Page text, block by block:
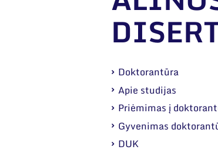
Doktorantūra
Apie studijas
Priėmimas į
Gyvenimas
DUK